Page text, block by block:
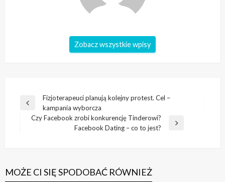
Zobacz wszystkie wpisy
Nawigacja
wpisu
Poprzedni
wpis
Fizjoterapeuci planują kolejny protest. Cel –
kampania wyborcza
Czy Facebook zrobi konkurencję Tinderowi?
Facebook Dating – co to jest?
MOŻE CI SIĘ SPODOBAĆ RÓWNIEŻ